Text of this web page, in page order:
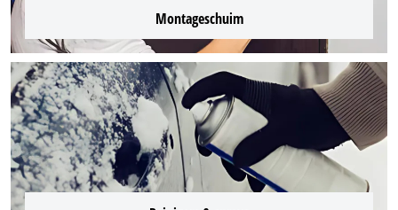
Montageschuim